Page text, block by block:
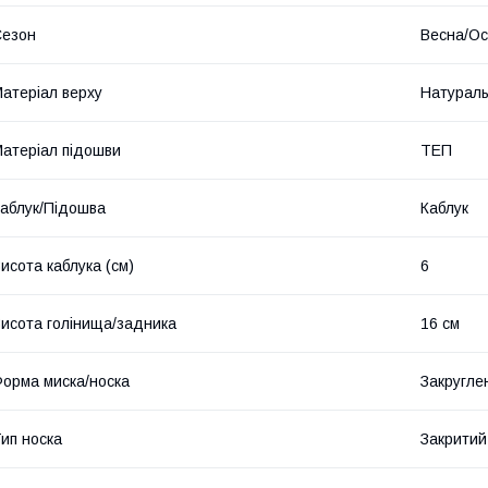
Весна/
верху
підошви ТЕП
Підошва Каблук
каблука (см) 6
голінища/задника 16 см
миска/носка
носка Закритий